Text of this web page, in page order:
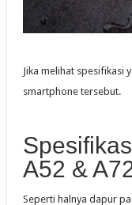
Jika melihat spesifikasi
smartphone tersebut.
A52 &
Seperti halnya dapur